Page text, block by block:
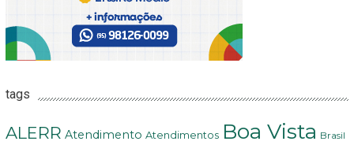
tags
ALERR Atendimento Atendimentos Boa Vista Brasil